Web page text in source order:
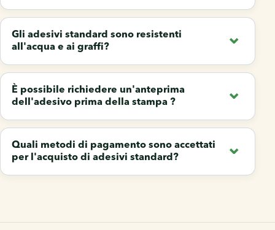
Gli adesivi standard sono resistenti
all'acqua e ai graffi?
È possibile richiedere un'anteprima
dell'adesivo prima della stampa ?
Quali metodi di pagamento sono accettati
per l'acquisto di adesivi standard?